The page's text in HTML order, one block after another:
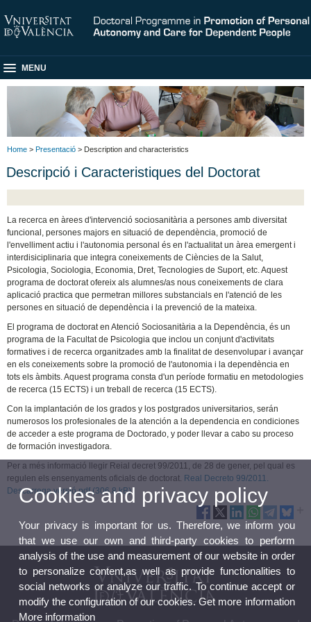
MENU
Home > Presentació > Description and characteristics
Descripció i Caracteristiques del Doctorat
La recerca en àrees d'intervenció sociosanitària a persones amb diversitat
funcional, persones majors en situació de dependència, promoció de
l'envelliment actiu i l'autonomia personal és en l'actualitat un àrea emergent i
interdisiciplinaria que integra coneixements de Ciències de la Salut,
Psicologia, Sociologia, Economia, Dret, Tecnologies de Suport, etc. Aquest
programa de doctorat ofereix als alumnes/as nous coneixements de clara
aplicació practica que permetran millores substancials en l'atenció de les
persones en situació de dependència i la prevenció de la mateixa.
El programa de doctorat en Atenció Sociosanitària a la Dependència, és un
programa de la Facultat de Psicologia que inclou un conjunt d'activitats
formatives i de recerca organitzades amb la finalitat de desenvolupar i avançar
en els coneixements sobre la promoció de l'autonomia i la dependència en
tots els àmbits. Aquest programa consta d'un període formatiu en metodologies
de recerca (15 ECTS) i un treball de recerca (15 ECTS).
Con la implantación de los grados y los postgrados universitarios, serán
numerosos los profesionales de la atención a la dependencia en condiciones
de acceder a este programa de Doctorado, y poder llevar a cabo su proceso
de formación investigadora.
Per a més informació llegir Reial decret 99/2011, de 28 de gener, pel qual es
regulen els ensenyaments oficials de doctorat. Real Decreto 99/2011.
Descarrega versió pdf (306.8 kB)
Cookies and privacy policy
Your privacy is important for us. Therefore, we inform you
that we use our own and third-party cookies to perform
analysis of the use and measurement of our website in order
to personalize content,as well as provide functionalities to
social networks or analyze our traffic. To continue accept or
modify the configuration of our cookies. Get more information
More information